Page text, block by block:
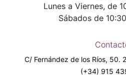
Lunes a Viernes, de
Sábados de
C/ Fernández de los Ríos, 50.
(+34) 915